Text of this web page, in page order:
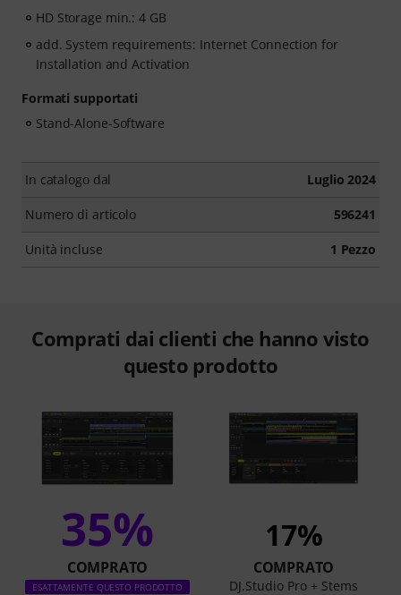
HD Storage min.: 4 GB
add. System requirements: Internet Connection for
Installation and Activation
Formati supportati
Stand-Alone-Software
In catalogo dal Luglio 2024
Numero di articolo 596241
Unità incluse 1 Pezzo
Comprati dai clienti che hanno visto
questo prodotto
35%
COMPRATO
ESATTAMENTE QUESTO PRODOTTO
17%
COMPRATO
DJ.Studio Pro + Stems